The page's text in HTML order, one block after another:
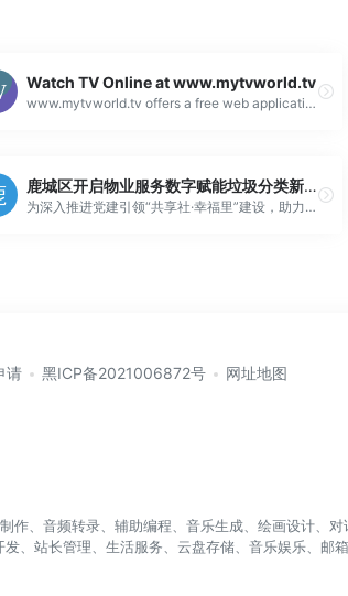
Watch TV Online at www.mytvworld.tv
www.mytvworld.tv offers a free web application that allows you to watch over 1000 TV channels and live broadcasts from around the world.
鹿城区开启物业服务数字赋能垃圾分类新模式
为深入推进党建引领“共享社·幸福里”建设，助力物业行业服务提质，连日来，鹿城区住建局（区房管中心）积极探索数字赋能物业服务行业管理新模式，依托住宅小区垃圾分类工作开展数字化改革，助力物业服务工作迈入“数智时代”。
请 黑ICP备2021006872号 网址地图
、音频转录、辅助编程、音乐生成、绘画设计、
、站长管理、生活服务、云盘存储、音乐娱乐、邮